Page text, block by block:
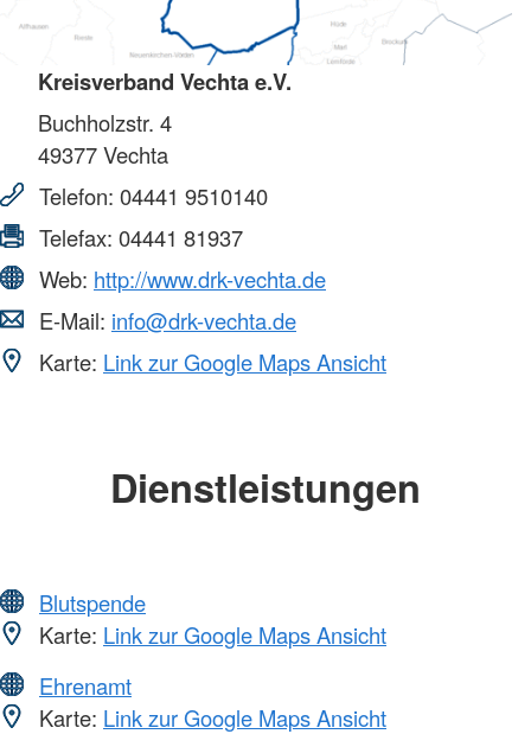
Kreisverband Vechta e.V.
Buchholzstr. 4
49377Vechta
Telefon: 04441 9510140
Telefax: 04441 81937
Web: http://www.drk-vechta.de
E-Mail: info@drk-vechta.de
Karte: Link zur Google Maps Ansicht
Dienstleistungen
Blutspende
Karte: Link zur Google Maps Ansicht
Ehrenamt
Karte: Link zur Google Maps Ansicht